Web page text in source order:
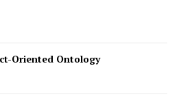
Oriented Ontology